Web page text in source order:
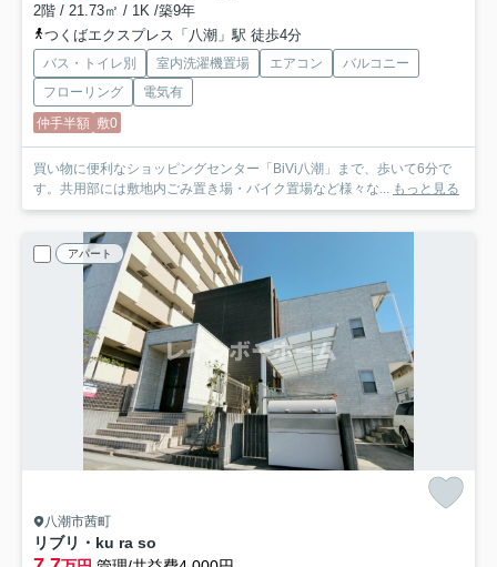
2階 / 21.73㎡ / 1K /築9年
つくばエクスプレス「八潮」駅 徒歩4分
バス・トイレ別 室内洗濯機置場 エアコン
バルコニー
フローリング
電気有
仲手半額 敷0
買い物に便利なショッピングセンター「BiVi八潮」まで、歩いて6分で
す。共用部には敷地内ごみ置き場・バイク置場など様々な... もっと見る
アパート
八潮市茜町
リブリ・ku ra so